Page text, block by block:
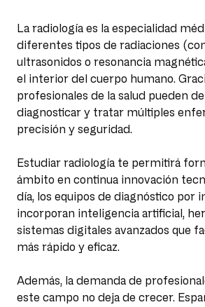
La radiología es la especialidad
diferentes tipos de radiaciones
ultrasonidos o resonancia
el interior del cuerpo humano.
profesionales de la salud pueden
diagnosticar y tratar múltiples
precisión y seguridad.
Estudiar radiología te permitirá
ámbito en continua innovación
día, los equipos de diagnóstico por
incorporan inteligencia artificial,
sistemas digitales avanzados que
más rápido y eficaz.
Además, la demanda de
este campo no deja de crecer.